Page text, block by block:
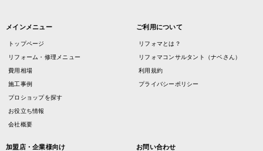
メインメニュー
トップページ
リフォーム・修理メニュー
費用相場
施工事例
プロショップを探す
お役立ち情報
会社概要
ご利用について
リフォマとは？
リフォマコンサルタント（ナベさん）
利用規約
プライバシーポリシー
加盟店・企業様向け お問い合わせ